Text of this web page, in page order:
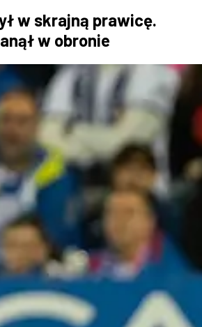
w skrajną prawicę.
w obronie